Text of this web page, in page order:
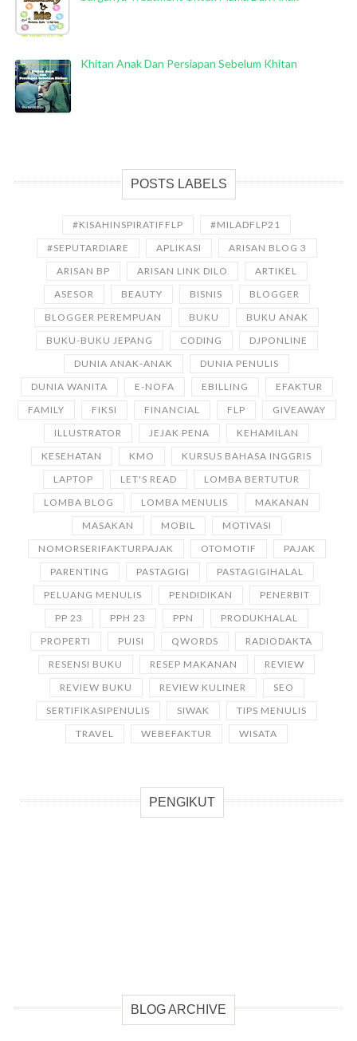
Khitan Anak Dan Persiapan Sebelum Khitan
POSTS LABELS
#KISAHINSPIRATIFFLP
#MILADFLP21
#SEPUTARDIARE
APLIKASI
ARISAN BLOG 3
ARISAN BP
ARISAN LINK DILO
ARTIKEL
ASESOR
BEAUTY BISNIS
BLOGGER
BLOGGER PEREMPUAN
BUKU
BUKU ANAK
BUKU-BUKU JEPANG
CODING
DJPONLINE
DUNIA ANAK-ANAK
DUNIA PENULIS
DUNIA WANITA
E-NOFA EBILLING
EFAKTUR
FAMILY
FIKSI FINANCIAL FLP
GIVEAWAY
ILLUSTRATOR
JEJAK PENA
KEHAMILAN
KESEHATAN
KMO
KURSUS BAHASA INGGRIS
LAPTOP
LET'S READ
LOMBA BERTUTUR
LOMBA BLOG
LOMBA MENULIS
MAKANAN
MASAKAN
MOBIL
MOTIVASI
NOMORSERIFAKTURPAJAK
OTOMOTIF
PAJAK
PARENTING
PASTAGIGI
PASTAGIGIHALAL
PELUANG MENULIS
PENDIDIKAN
PENERBIT
PP 23
PPH 23 PPN
PRODUKHALAL
PROPERTI
PUISI QWORDS
RADIODAKTA
RESENSI BUKU
RESEP MAKANAN
REVIEW
REVIEW BUKU
REVIEW KULINER
SEO
SERTIFIKASIPENULIS
SIWAK
TIPS MENULIS
TRAVEL
WEBEFAKTUR WISATA
PENGIKUT
BLOG ARCHIVE